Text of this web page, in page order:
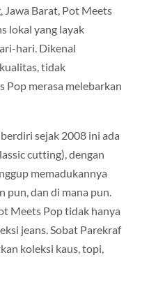
Jawa Barat, Pot Meets
lokal yang layak
hari. Dikenal
tidak
Pop merasa melebarkan
sejak 2008 ini ada
cutting), dengan
memadukannya
pun, dan di mana pun.
Meets Pop tidak hanya
jeans. Sobat Parekraf
koleksi kaus, topi,